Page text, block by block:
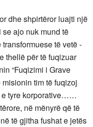
dhe shpirtëror luajti një
ajo nuk mund të
të vetë -
thellë për të fuqizuar
“Fuqizimi i Grave
tim të fuqizoj
e tyre korporative……
në mënyrë që të
të gjitha fushat e jetës